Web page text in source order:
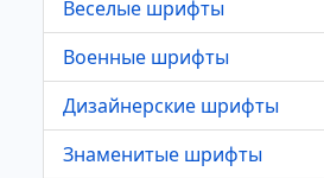
Веселые шрифты
Военные шрифты
Дизайнерские шрифты
Знаменитые шрифты